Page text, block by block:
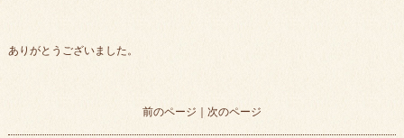
ありがとうございました。
前のページ ｜ 次のページ